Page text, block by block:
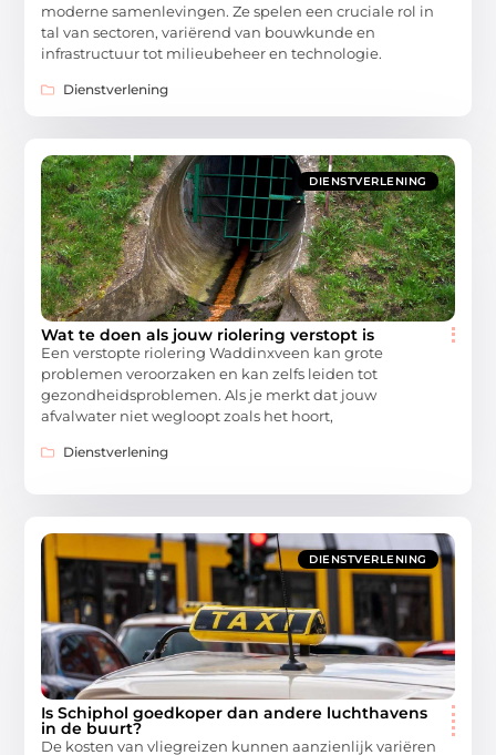
moderne samenlevingen. Ze spelen een cruciale rol in
tal van sectoren, variërend van bouwkunde en
infrastructuur tot milieubeheer en technologie.
Dienstverlening
DIENSTVERLENING
Wat te doen als jouw riolering verstopt is
Een verstopte riolering Waddinxveen kan grote
problemen veroorzaken en kan zelfs leiden tot
gezondheidsproblemen. Als je merkt dat jouw
afvalwater niet wegloopt zoals het hoort,
Dienstverlening
DIENSTVERLENING
Is Schiphol goedkoper dan andere luchthavens
in de buurt?
De kosten van vliegreizen kunnen aanzienlijk variëren